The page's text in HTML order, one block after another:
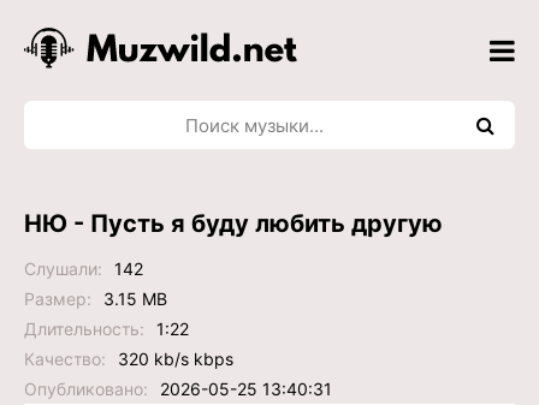
НЮ - Пусть я буду любить другую
Слушали:
142
Размер:
3.15 MB
Длительность:
1:22
Качество:
320 kb/s kbps
Опубликовано:
2026-05-25 13:40:31